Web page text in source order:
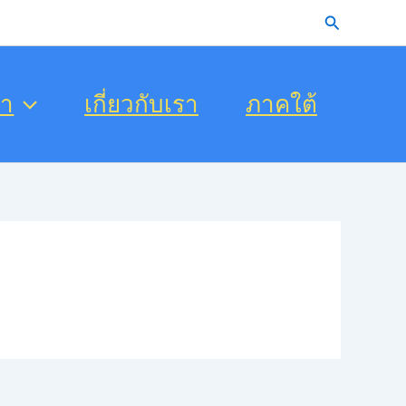
Search
เกี่ยวกับเรา ภาคใต้